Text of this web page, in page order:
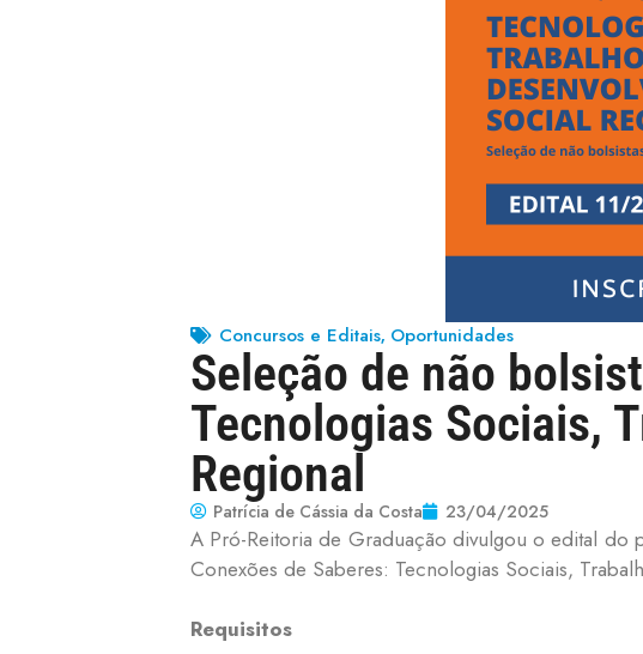
Concursos e Editais, Oportunidades
Seleção de não
Tecnologias Sociais,
Regional
Patrícia de Cássia da Costa 23/04/2025
A Pró-Reitoria de Graduação divulgou o edital do
Conexões de Saberes: Tecnologias Sociais,
Requisitos